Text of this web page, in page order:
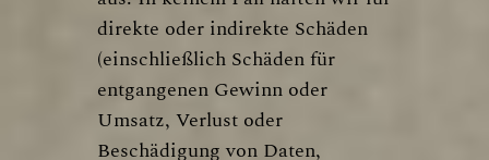
direkte oder indirekte Schäden
(einschließlich Schäden für
entgangenen Gewinn oder
Umsatz, Verlust oder
Beschädigung von Daten,